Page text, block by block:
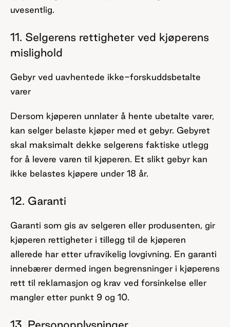
uvesentlig.
11. Selgerens rettigheter ved kjøperens
mislighold
Gebyr ved uavhentede ikke-forskuddsbetalte
varer
Dersom kjøperen unnlater å hente ubetalte varer,
kan selger belaste kjøper med et gebyr. Gebyret
skal maksimalt dekke selgerens faktiske utlegg
for å levere varen til kjøperen. Et slikt gebyr kan
ikke belastes kjøpere under 18 år.
12. Garanti
Garanti som gis av selgeren eller produsenten, gir
kjøperen rettigheter i tillegg til de kjøperen
allerede har etter ufravikelig lovgivning. En garanti
innebærer dermed ingen begrensninger i kjøperens
rett til reklamasjon og krav ved forsinkelse eller
mangler etter punkt 9 og 10.
13. Personopplysninger